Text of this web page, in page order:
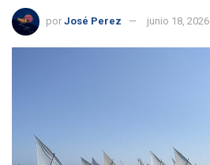
por José Perez junio 18, 2026